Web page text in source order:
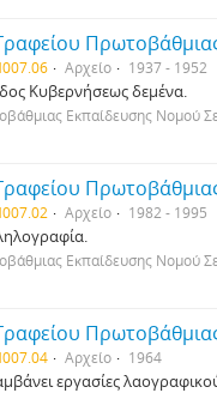
Αρχείο 1937 - 1952
Κυβερνήσεως δεμένα.
Εκπαίδευσης Νομού
Αρχείο 1982 - 1995
Εκπαίδευσης Νομού
Αρχείο 1964
εργασίες